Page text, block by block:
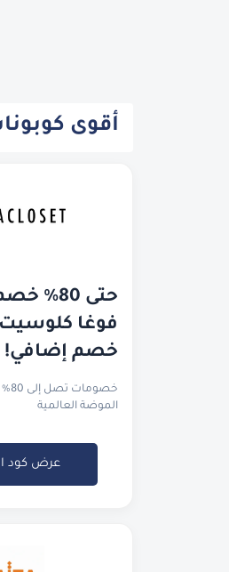
أقوى
خصم إضافي!
الموضة العالمية
عرض كود